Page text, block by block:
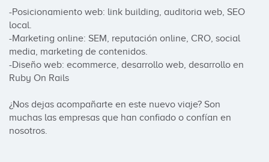
-Posicionamiento web: link building, auditoria web, SEO
local.
-Marketing online: SEM, reputación online, CRO, social
media, marketing de contenidos.
-Diseño web: ecommerce, desarrollo web, desarrollo en
Ruby On Rails
¿Nos dejas acompañarte en este nuevo viaje? Son
muchas las empresas que han confiado o confían en
nosotros.